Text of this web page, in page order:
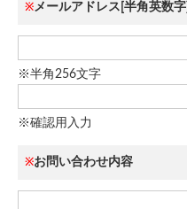
※メールアドレス[半角英数字]
※半角256文字
※確認用入力
※お問い合わせ内容